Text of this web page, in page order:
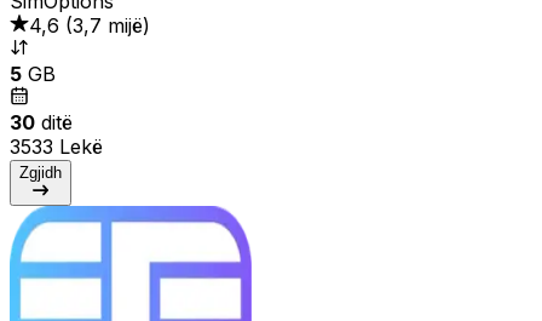
4,6 (3,7 mijë)
5 GB
30 ditë
3533 Lekë
Zgjidh